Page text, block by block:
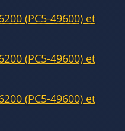
(PC5-49600) et
(PC5-49600) et
(PC5-49600) et